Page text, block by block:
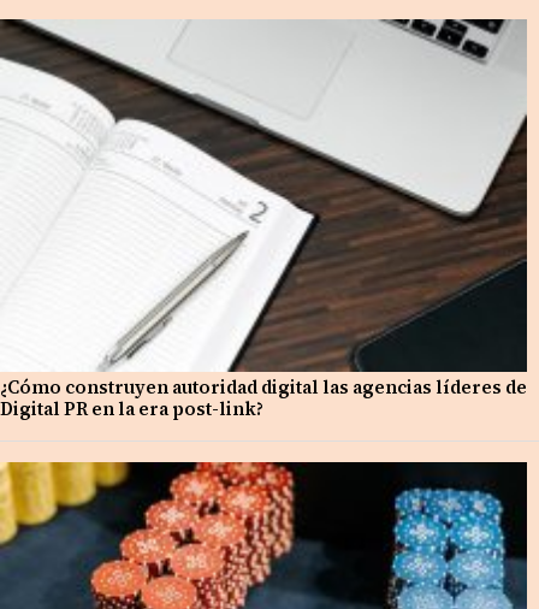
¿Cómo construyen autoridad digital las agencias líderes de
Digital PR en la era post-link?